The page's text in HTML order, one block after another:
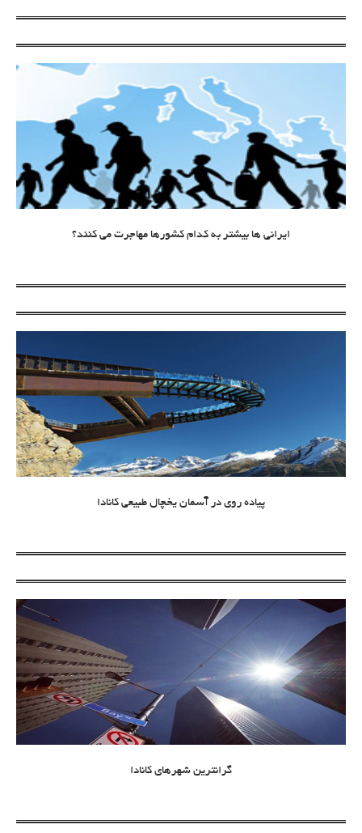
ایرانی ها بیشتر به کدام کشورها مهاجرت می کنند؟
پیاده روی در آسمان یخچال طبیعی کانادا
گرانترین شهرهای کانادا